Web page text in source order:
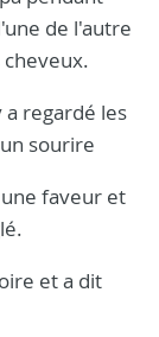
de l'autre
a regardé les
sourire
faveur et
et a dit